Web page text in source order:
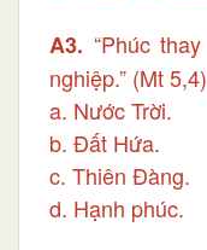
A3. “Phúc
nghiệp.” (Mt 5,4)
a. Nước Trời.
b. Đất Hứa.
c. Thiên Đàng.
d. Hạnh phúc.